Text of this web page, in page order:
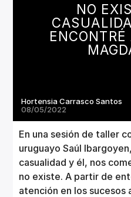
NO
Hortensia Carrasco Santos
08/05/2022
En una sesión de taller
uruguayo Saúl
casualidad y él, nos
no existe. A partir de
atención en los sucesos